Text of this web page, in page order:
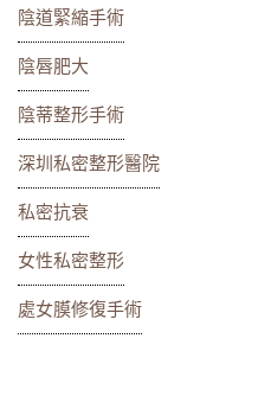
陰道緊縮手術
陰唇肥大
陰蒂整形手術
深圳私密整形醫院
私密抗衰
女性私密整形
處女膜修復手術